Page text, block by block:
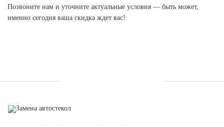
Позвоните нам и уточните актуальные условия — быть может,
именно сегодня ваша скидка ждет вас!